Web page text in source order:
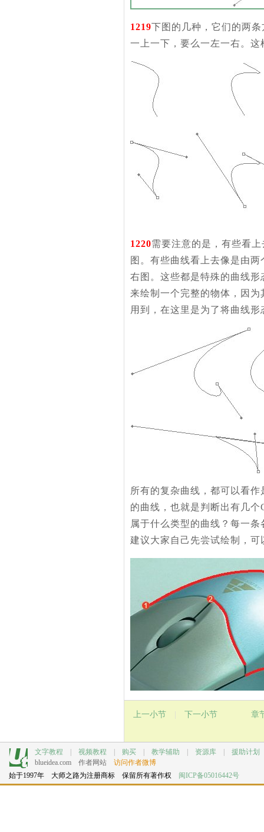
1219下图的几种，它们的两
一上一下，要么一左一右。
1220需要注意的是，有些看
图。有些曲线看上去像是由
右图。这些都是特殊的曲线
来绘制一个完整的物体，因
用到，在这里是为了将曲线
所有的复杂曲线，都可以看
的曲线，也就是判断出有几
属于什么类型的曲线？每一
建议大家自己先尝试绘制，
上一小节 下一小节 章
文字教程 视频教程 购买 教学辅助 资源库 援助计划
blueidea.com
作者网站 访问作者微博
始于1997年 大师之路为注册商标 保留所有著作权 闽ICP备05016442号